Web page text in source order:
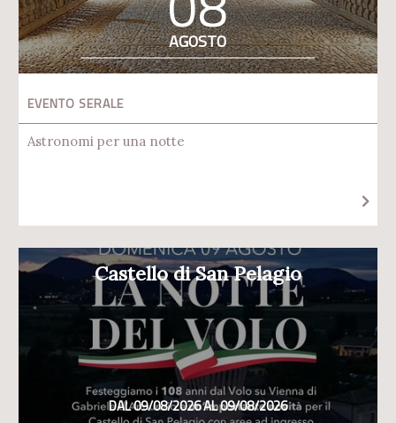
AGOSTO
EVENTO SERALE
Astronomi per una notte
Castello di San Pelagio
DAL 09/08/2026 AL 09/08/2026